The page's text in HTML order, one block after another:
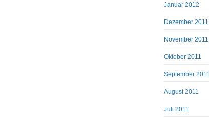
Januar 2012
Dezember 2011
November 2011
Oktober 2011
September 2011
August 2011
Juli 2011